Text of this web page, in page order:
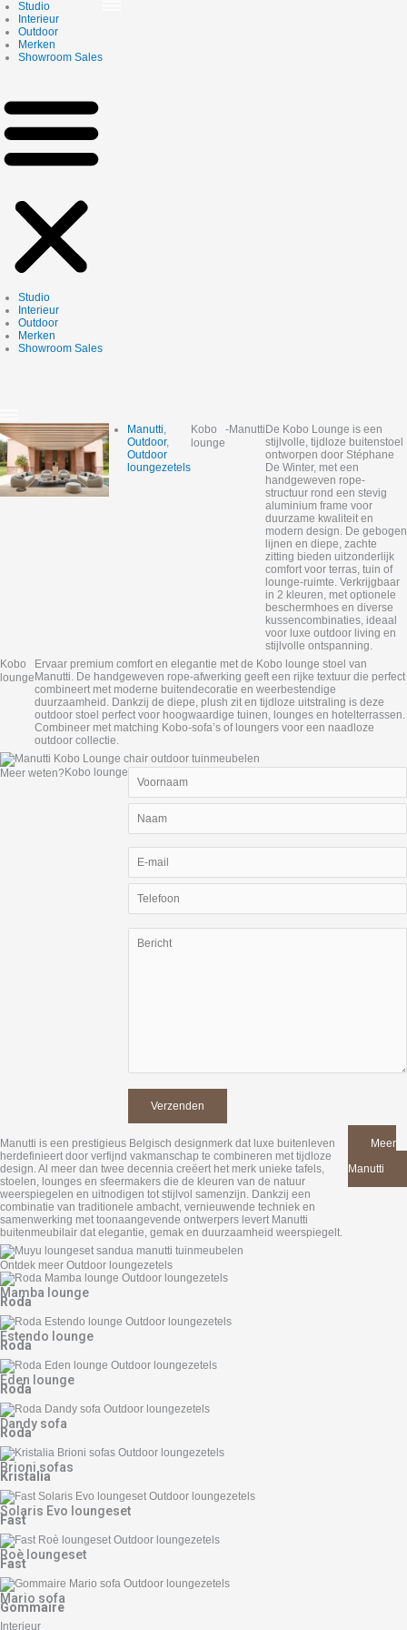
Skip
to
content
Studio
Interieur
Outdoor
Merken
Showroom Sales
Studio
Interieur
Outdoor
Merken
Showroom Sales
Manutti,
Outdoor,
Outdoor
loungezetels
Kobo
lounge
-Manutti De Kobo Lounge is een
stijlvolle, tijdloze buitenstoel
ontworpen door Stéphane
De Winter, met een
handgeweven rope-
structuur rond een stevig
aluminium frame voor
duurzame kwaliteit en
modern design. De gebogen
lijnen en diepe, zachte
zitting bieden uitzonderlijk
comfort voor terras, tuin of
lounge-ruimte. Verkrijgbaar
in 2 kleuren, met optionele
beschermhoes en diverse
kussencombinaties, ideaal
voor luxe outdoor living en
stijlvolle ontspanning.
Kobo
lounge
Ervaar premium comfort en elegantie met de Kobo lounge stoel van
Manutti. De handgeweven rope-afwerking geeft een rijke textuur die perfect
combineert met moderne buitendecoratie en weerbestendige
duurzaamheid. Dankzij de diepe, plush zit en tijdloze uitstraling is deze
outdoor stoel perfect voor hoogwaardige tuinen, lounges en hotelterrassen.
Combineer met matching Kobo-sofa’s of loungers voor een naadloze
outdoor collectie.
Meer weten? Kobo lounge
Manutti is een prestigieus Belgisch designmerk dat luxe buitenleven
herdefinieert door verfijnd vakmanschap te combineren met tijdloze
design. Al meer dan twee decennia creëert het merk unieke tafels,
stoelen, lounges en sfeermakers die de kleuren van de natuur
weerspiegelen en uitnodigen tot stijlvol samenzijn. Dankzij een
combinatie van traditionele ambacht, vernieuwende techniek en
samenwerking met toonaangevende ontwerpers levert Manutti
buitenmeubilair dat elegantie, gemak en duurzaamheid weerspiegelt.
Meer
Manutti
Ontdek meer Outdoor loungezetels
Mamba lounge
Roda
Estendo lounge
Roda
Eden lounge
Roda
Dandy sofa
Roda
Brioni sofas
Kristalia
Solaris Evo loungeset
Fast
Roè loungeset
Fast
Mario sofa
Gommaire
Interieur